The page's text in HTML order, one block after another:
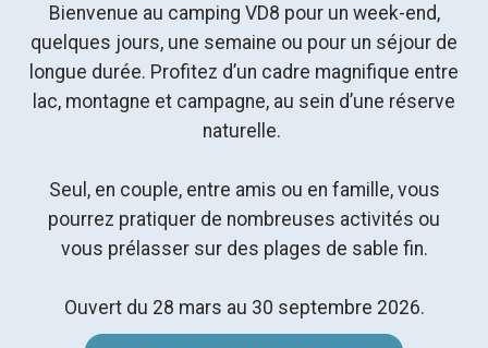
Bienvenue au camping VD8 pour un week-end,
quelques jours, une semaine ou pour un séjour de
longue durée. Profitez d’un cadre magnifique entre
lac, montagne et campagne, au sein d’une réserve
naturelle.
Seul, en couple, entre amis ou en famille, vous
pourrez pratiquer de nombreuses activités ou
vous prélasser sur des plages de sable fin.
Ouvert du 28 mars au 30 septembre 2026.